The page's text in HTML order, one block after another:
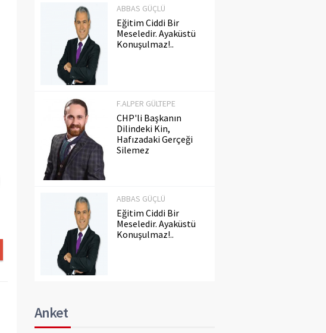
ABBAS GÜÇLÜ
Eğitim Ciddi Bir
Meseledir. Ayaküstü
Konuşulmaz!..
F.ALPER GÜLTEPE
CHP'li Başkanın
Dilindeki Kin,
Hafızadaki Gerçeği
Silemez
ABBAS GÜÇLÜ
Eğitim Ciddi Bir
Meseledir. Ayaküstü
Konuşulmaz!..
Anket